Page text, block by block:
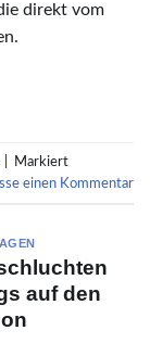
direkt vom
Markiert
einen Kommentar
auf den